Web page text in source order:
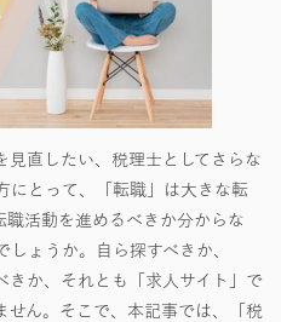
直したい、税理士としてさらな
にとって、「転職」は大きな転
職活動を進めるべきか分からな
ょうか。自ら探すべきか、
きか、それとも「求人サイト」で
せん。そこで、本記事では、「税